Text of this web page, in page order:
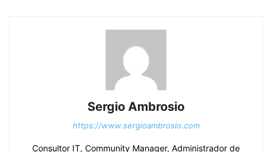
Sergio Ambrosio
https://www.sergioambrosio.com
Consultor IT, Community Manager, Administrador de